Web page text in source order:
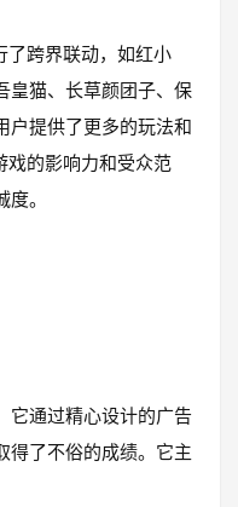
了跨界联动，如红小
皇猫、长草颜团子、保
户提供了更多的玩法和
戏的影响力和受众范
。
它通过精心设计的广告
得了不俗的成绩。它主